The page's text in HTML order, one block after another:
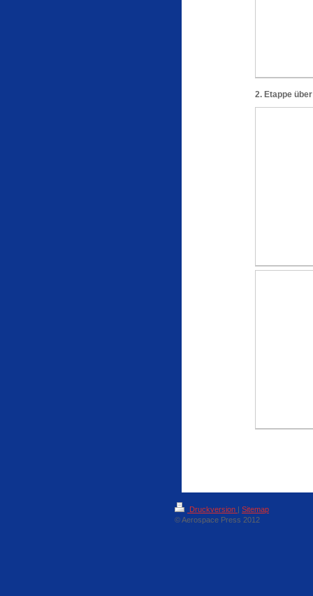
2. Etappe
Druckversion | Sitemap
© Aerospace Press 2012